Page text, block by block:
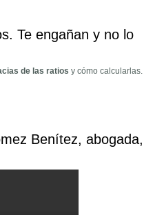
Te engañan y no lo
de las ratios y cómo calcularlas.
Benítez, abogada,